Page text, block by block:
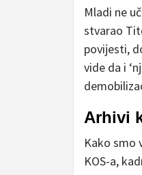
Mladi ne
stvarao
povijesti,
vide da i
Arhivi
Kako smo
KOS-a,